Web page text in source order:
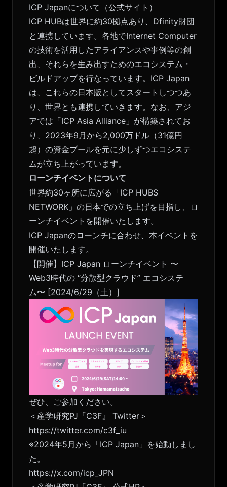
ICP Japanについて（公式サイト）
ICP HUBは世界に約30拠点あり、Dfinity財団
と連携しています。各地でInternet Computer
の技術を活用したアライアンスや事例等の創
出、それらを生み出すためのエコシステム・
ビルドアップを行なっています。ICP Japan
は、これらの日本版としてスタートしつつあ
り、世界とも連携していきます。なお、アジ
アでは「ICP Asia Alliance」が構築されてお
り、2023年9月から2,000万ドル（31億円
超）の資金プールを元に少しずつエコシステ
ムが立ち上がっています。
ローンチイベントについて
世界約30ヶ所に広がる「ICP HUBS
NETWORK」の日本での立ち上げを目指し、ロ
ーンチイベントを開催いたします。
ICP Japanのローンチに合わせ、本イベントを
開催いたします。
【開催】ICP Japan ローンチイベント 〜
Web3時代の “分散型クラウド” エコシステ
ム〜 [2024/6/29（土）]
ぜひ、ご参加ください。
＜産学研究PJ『C3F』 Twitter＞
https://twitter.com/c3f_iu
※2024年5月から「ICP Japan」を始動しまし
た。
https://x.com/icp_JPN